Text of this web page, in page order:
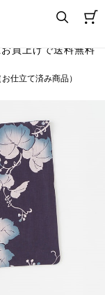
買上げで送料無料
仕立て済み商品）